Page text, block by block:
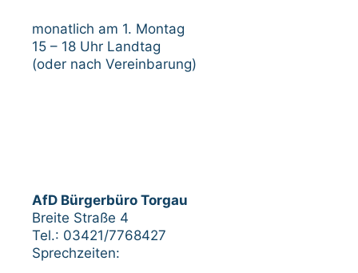
monatlich am 1. Montag
15 – 18 Uhr Landtag
(oder nach Vereinbarung)
AfD Bürgerbüro Torgau
Breite Straße 4
Tel.: 03421/7768427
Sprechzeiten: